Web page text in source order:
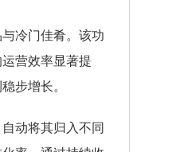
冷门佳肴。该功
营效率显著提
步增长。
动将其归入不同